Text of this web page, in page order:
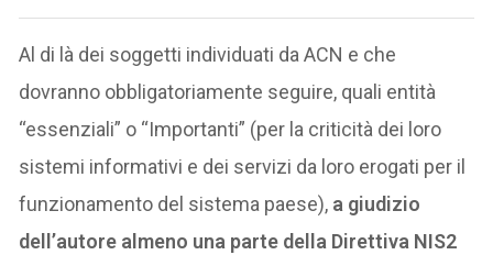
Al di là dei soggetti individuati da ACN e che
dovranno obbligatoriamente seguire, quali entità
“essenziali” o “Importanti” (per la criticità dei loro
sistemi informativi e dei servizi da loro erogati per il
funzionamento del sistema paese), a giudizio
dell’autore almeno una parte della Direttiva NIS2